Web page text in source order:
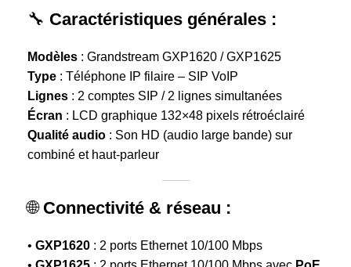
🔧 Caractéristiques générales :
Modèles : Grandstream GXP1620 / GXP1625
Type : Téléphone IP filaire – SIP VoIP
Lignes : 2 comptes SIP / 2 lignes simultanées
Écran : LCD graphique 132×48 pixels rétroéclairé
Qualité audio : Son HD (audio large bande) sur
combiné et haut-parleur
🌐 Connectivité & réseau :
• GXP1620 : 2 ports Ethernet 10/100 Mbps